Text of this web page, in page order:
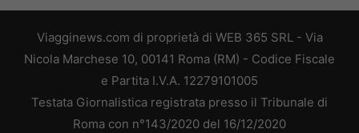
Viagginews.com di proprietà di WEB 365 SRL - Via
Nicola Marchese 10, 00141 Roma (RM) - Codice Fiscale
e Partita I.V.A. 12279101005
Testata Giornalistica registrata presso il Tribunale di
Roma con n°143/2020 del 16/12/2020